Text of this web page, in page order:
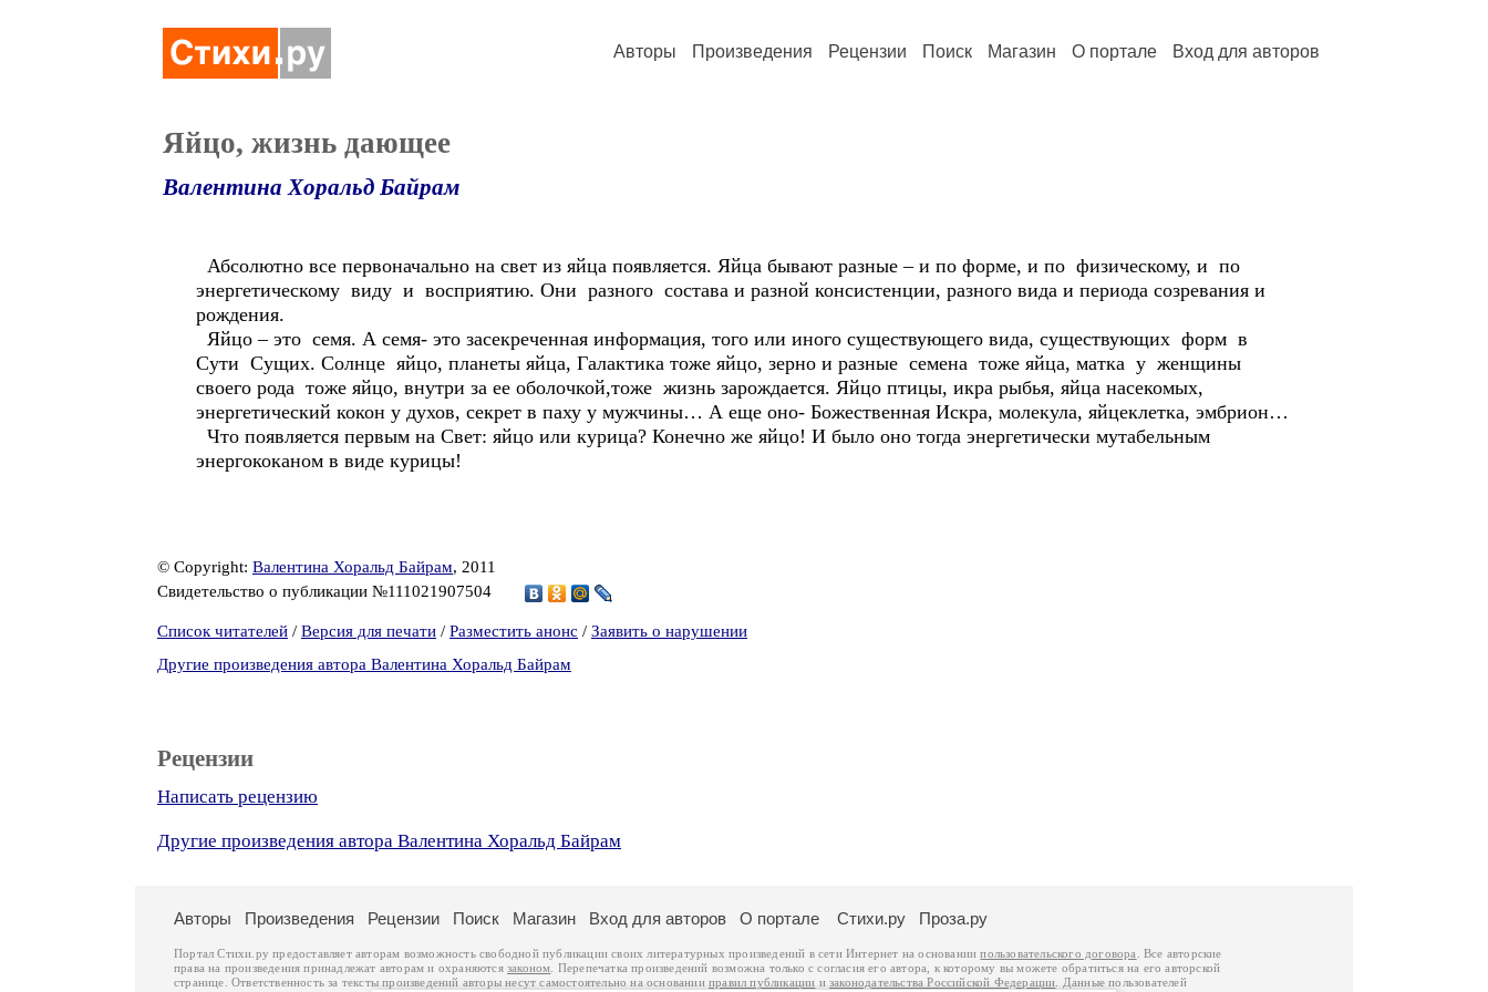
Авторы Произведения Рецензии Поиск Магазин О портале Вход для авторов
Яйцо, жизнь дающее
Валентина Хоральд Байрам
Абсолютно все первоначально на свет из яйца появляется. Яйца бывают разные – и по форме, и по физическому, и по
энергетическому виду и восприятию. Они разного состава и разной консистенции, разного вида и периода созревания и
рождения.
Яйцо – это семя. А семя- это засекреченная информация, того или иного существующего вида, существующих форм в
Сути Сущих. Солнце яйцо, планеты яйца, Галактика тоже яйцо, зерно и разные семена тоже яйца, матка у женщины
своего рода тоже яйцо, внутри за ее оболочкой,тоже жизнь зарождается. Яйцо птицы, икра рыбья, яйца насекомых,
энергетический кокон у духов, секрет в паху у мужчины… А еще оно- Божественная Искра, молекула, яйцеклетка, эмбрион…
Что появляется первым на Свет: яйцо или курица? Конечно же яйцо! И было оно тогда энергетически мутабельным
энергококаном в виде курицы!
© Copyright: Валентина Хоральд Байрам, 2011
Свидетельство о публикации №111021907504
Список читателей / Версия для печати / Разместить анонс / Заявить о нарушении
Другие произведения автора Валентина Хоральд Байрам
Рецензии
Написать рецензию
Другие произведения автора Валентина Хоральд Байрам
Авторы Произведения Рецензии Поиск Магазин Вход для авторов О портале Стихи.ру Проза.ру
Портал Стихи.ру предоставляет авторам возможность свободной публикации своих литературных произведений в сети Интернет на основаниипользовательского договора
. Все авторские
права на произведения принадлежат авторам и охраняются законом . Перепечатка произведений возможна только с согласия его автора, к которому вы можете обратиться на его авторской
странице. Ответственность за тексты произведений авторы несут самостоятельно на основанииправил публикации изаконодательства Российской Федерации . Данные пользователей